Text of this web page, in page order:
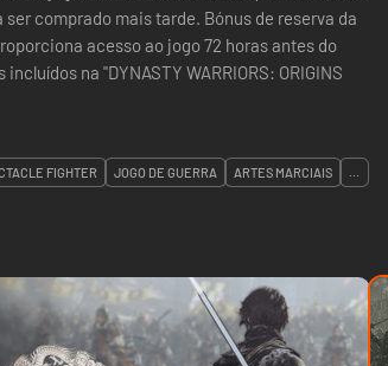
mais tarde. Bónus de reserva da
acesso ao jogo 72 horas antes do
na "DYNASTY WARRIORS: ORIGINS
FIGHTER JOGO DE GUERRA ARTES MARCIAIS ...